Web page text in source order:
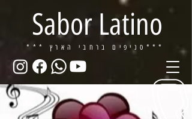
Sabor Latino
*** סניפים ברחבי הארץ***